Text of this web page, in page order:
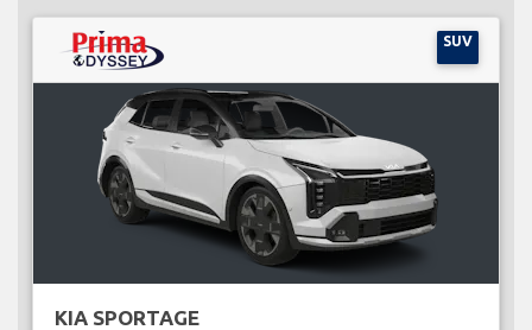
SUV
KIA SPORTAGE